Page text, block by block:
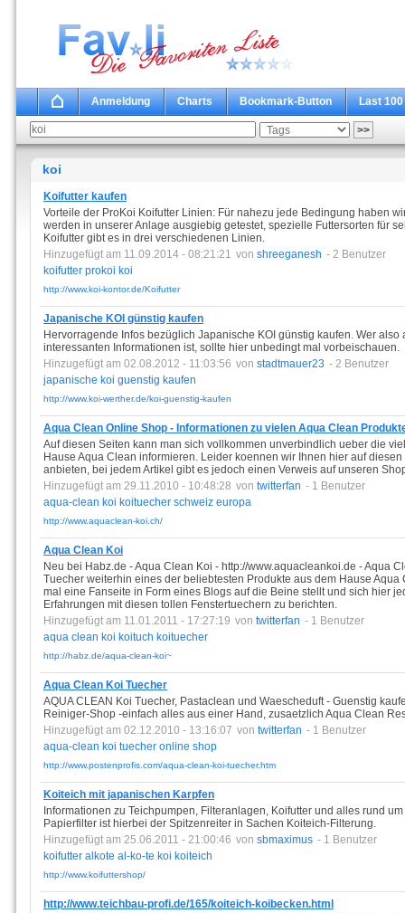
Anmeldung Charts Bookmark-Button Last 100
koi
Koifutter kaufen
Vorteile der ProKoi Koifutter Linien: Für nahezu jede Bedingung haben
werden in unserer Anlage ausgiebig getestet, spezielle Futtersorten für
Koifutter gibt es in drei verschiedenen Linien.
Hinzugefügt am 11.09.2014 - 08:21:21 von shreeganesh - 2 Benutzer
koifutter prokoi koi
http://www.koi-kontor.de/Koifutter
Japanische KOI günstig kaufen
Hervorragende Infos bezüglich Japanische KOI günstig kaufen. Wer
interessanten Informationen ist, sollte hier unbedingt mal vorbeischauen.
Hinzugefügt am 02.08.2012 - 11:03:56 von stadtmauer23 - 2 Benutzer
japanische koi guenstig kaufen
http://www.koi-werther.de/koi-guenstig-kaufen
Aqua Clean Online Shop - Informationen zu vielen Aqua Clean
Auf diesen Seiten kann man sich vollkommen unverbindlich ueber die
Hause Aqua Clean informieren. Leider koennen wir Ihnen hier auf
anbieten, bei jedem Artikel gibt es jedoch einen Verweis auf unseren
Hinzugefügt am 29.11.2010 - 10:48:28 von twitterfan - 1 Benutzer
aqua-clean koi koituecher schweiz europa
http://www.aquaclean-koi.ch/
Aqua Clean Koi
Neu bei Habz.de - Aqua Clean Koi - http://www.aquacleankoi.de - Aqua
Tuecher weiterhin eines der beliebtesten Produkte aus dem Hause
mal eine Fanseite in Form eines Blogs auf die Beine stellt und sich hier
Erfahrungen mit diesen tollen Fenstertuechern zu berichten.
Hinzugefügt am 11.01.2011 - 17:27:19 von twitterfan - 1 Benutzer
aqua clean koi koituch koituecher
http://habz.de/aqua-clean-koi~
Aqua Clean Koi Tuecher
AQUA CLEAN Koi Tuecher, Pastaclean und Waescheduft - Guenstig
Reiniger-Shop -einfach alles aus einer Hand, zusaetzlich Aqua Clean
Hinzugefügt am 02.12.2010 - 13:16:07 von twitterfan - 1 Benutzer
aqua-clean koi tuecher online shop
http://www.postenprofis.com/aqua-clean-koi-tuecher.htm
Koiteich mit japanischen Karpfen
Informationen zu Teichpumpen, Filteranlagen, Koifutter und alles rund
Papierfilter ist hierbei der Spitzenreiter in Sachen Koiteich-Filterung.
Hinzugefügt am 25.06.2011 - 21:00:46 von sbmaximus - 1 Benutzer
koifutter alkote al-ko-te koi koiteich
http://www.koifuttershop/
http://www.teichbau-profi.de/165/koiteich-koibecken.html